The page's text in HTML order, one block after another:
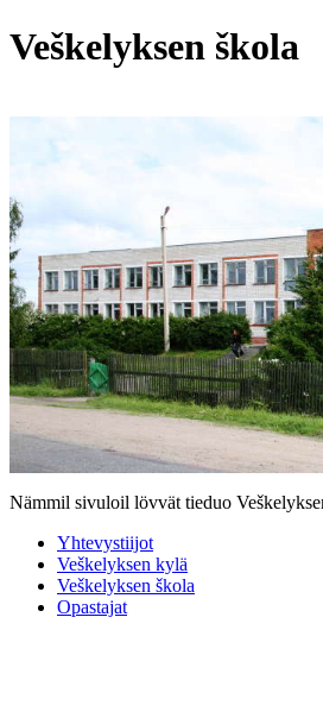
Veškelyksen škola
Nämmil sivuloil lövvät tieduo
Yhtevystiijot
Veškelyksen kylä
Veškelyksen škola
Opastajat